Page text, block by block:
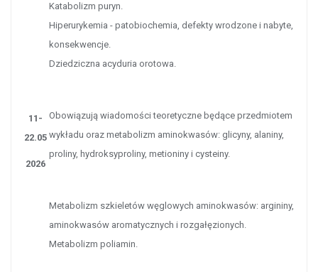
11-
22.05
2026
Katabolizm puryn.
Hiperurykemia - patobiochemia, defekty wrodzone i nabyte,
konsekwencje.
Dziedziczna acyduria orotowa.
Obowiązują wiadomości teoretyczne będące przedmiotem
wykładu oraz metabolizm aminokwasów: glicyny, alaniny,
proliny, hydroksyproliny, metioniny i cysteiny.
Metabolizm szkieletów węglowych aminokwasów: argininy,
aminokwasów aromatycznych i rozgałęzionych.
Metabolizm poliamin.